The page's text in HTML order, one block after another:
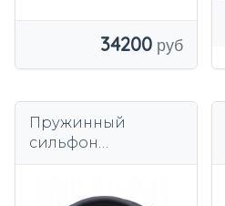
34200
Пружинный
сильфон